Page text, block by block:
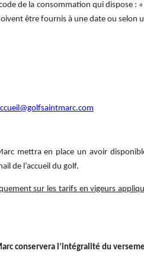
de la consommation qui dispose
être fournis à une date ou selon
mettra en place un avoir
de l’accueil du golf.
sur les tarifs en vigeurs
conservera l’intégralité du